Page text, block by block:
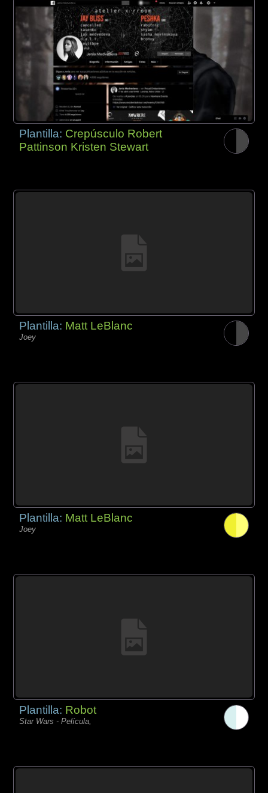
Plantilla: Crepúsculo Robert
Pattinson Kristen Stewart
Plantilla: Matt LeBlanc
Joey
Plantilla: Matt LeBlanc
Joey
Plantilla: Robot
Star Wars - Película,